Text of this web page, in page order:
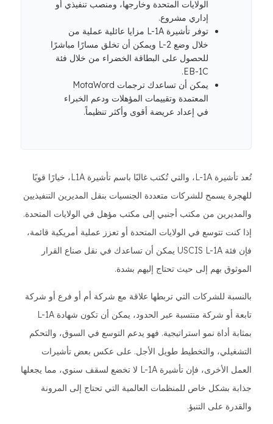
الولايات المتحدة وخارجها، ومنصب تنفيذي أو
إداري مشروع.
توفر تأشيرة L-1A مزايا عائلية عملية من
خلال وضع L-2 ويمكن أن تخلق مسارًا مباشرًا
للحصول على البطاقة الخضراء من خلال فئة
EB-1C.
يمكن أن تساعدك ترجمات MotaWord
المعتمدة وتقييمات المؤهلات ودعم الخبراء
في إعداد عريضة أقوى وأكثر تنظيماً.
تُعد تأشيرة L-1A، والتي تُكتب غالبًا باسم تأشيرة L1A، خيارًا قويًا
للهجرة يسمح للشركات متعددة الجنسيات بنقل المديرين التنفيذيين
والمديرين من مكتب أجنبي إلى مكتب مؤهل في الولايات المتحدة.
إذا كنت تتوسع في الولايات المتحدة أو تعزز عملية أمريكية قائمة،
فإن فئة USCIS L-1A يمكن أن تساعدك في نقل صناع القرار
الموثوق بهم إلى حيث تحتاج إليهم بشدة.
بالنسبة للشركات التي تربطها علاقة مع شركة أم أو فرع أو شركة
تابعة أو شركة منتسبة عبر الحدود، يمكن أن تكون شهادة L-1A
بمثابة أداة نمو استراتيجية. فهو يدعم التوسع في السوق، والتحكم
التشغيلي، والتخطيط طويل الأجل. على عكس بعض تأشيرات
العمل الأخرى، فإن تأشيرة L-1A لا تخضع لسقف سنوي، مما يجعلها
جذابة بشكل خاص للمنظمات العالمية التي تحتاج إلى المرونة
والقدرة على التنبؤ.